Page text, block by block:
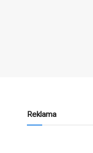
Reklama